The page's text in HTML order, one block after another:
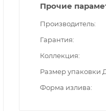
Прочие
Производитель
Гарантия
Коллекция
Размер упаковки
Форма излива